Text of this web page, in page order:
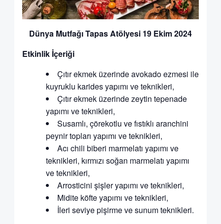
Dünya Mutfağı Tapas Atölyesi 19 Ekim 2024
Etkinlik İçeriği
Çıtır ekmek üzerinde avokado ezmesi ile
kuyruklu karides yapımı ve teknikleri,
Çıtır ekmek üzerinde zeytin tepenade
yapımı ve teknikleri,
Susamlı, çörekotlu ve fıstıklı aranchini
peynir topları yapımı ve teknikleri,
Acı chili biberi marmelatı yapımı ve
teknikleri, kırmızı soğan marmelatı yapımı
ve teknikleri,
Arrosticini şişler yapımı ve teknikleri,
Midite köfte yapımı ve teknikleri,
İleri seviye pişirme ve sunum teknikleri.